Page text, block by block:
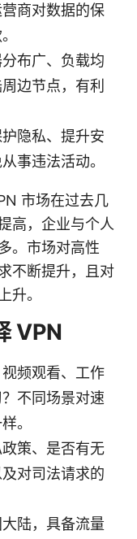
商对数据的保
布广、负载均
边节点，有利
隐私、提升安
事违法活动。
市场在过去几
高，企业与个人
。市场对高性
不断提升，且对
升。
VPN
频观看、工作
不同场景对速
。
策、是否有无
对司法请求的
陆，具备流量